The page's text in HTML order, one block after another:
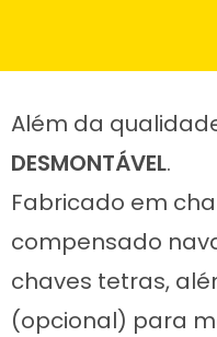
Além da
DESMONTÁVEL.
Fabricado em
compensado
chaves tetras,
(opcional) para